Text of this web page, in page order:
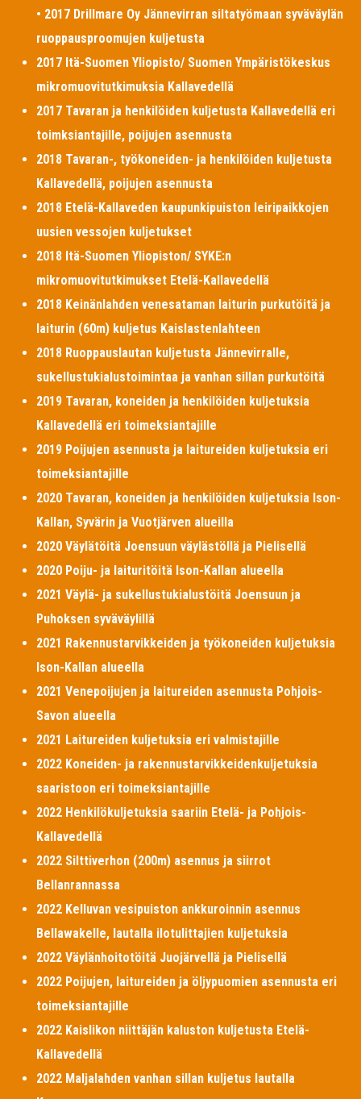
• 2017 Drillmare Oy Jännevirran siltatyömaan syväväylän
ruoppausproomujen kuljetusta
2017 Itä-Suomen Yliopisto/ Suomen Ympäristökeskus
mikromuovitutkimuksia Kallavedellä
2017 Tavaran ja henkilöiden kuljetusta Kallavedellä eri
toimksiantajille, poijujen asennusta
2018 Tavaran-, työkoneiden- ja henkilöiden kuljetusta
Kallavedellä, poijujen asennusta
2018 Etelä-Kallaveden kaupunkipuiston leiripaikkojen
uusien vessojen kuljetukset
2018 Itä-Suomen Yliopiston/ SYKE:n
mikromuovitutkimukset Etelä-Kallavedellä
2018 Keinänlahden venesataman laiturin purkutöitä ja
laiturin (60m) kuljetus Kaislastenlahteen
2018 Ruoppauslautan kuljetusta Jännevirralle,
sukellustukialustoimintaa ja vanhan sillan purkutöitä
2019 Tavaran, koneiden ja henkilöiden kuljetuksia
Kallavedellä eri toimeksiantajille
2019 Poijujen asennusta ja laitureiden kuljetuksia eri
toimeksiantajille
2020 Tavaran, koneiden ja henkilöiden kuljetuksia Ison-
Kallan, Syvärin ja Vuotjärven alueilla
2020 Väylätöitä Joensuun väylästöllä ja Pielisellä
2020 Poiju- ja laituritöitä Ison-Kallan alueella
2021 Väylä- ja sukellustukialustöitä Joensuun ja
Puhoksen syväväylillä
2021 Rakennustarvikkeiden ja työkoneiden kuljetuksia
Ison-Kallan alueella
2021 Venepoijujen ja laitureiden asennusta Pohjois-
Savon alueella
2021 Laitureiden kuljetuksia eri valmistajille
2022 Koneiden- ja rakennustarvikkeidenkuljetuksia
saaristoon eri toimeksiantajille
2022 Henkilökuljetuksia saariin Etelä- ja Pohjois-
Kallavedellä
2022 Silttiverhon (200m) asennus ja siirrot
Bellanrannassa
2022 Kelluvan vesipuiston ankkuroinnin asennus
Bellawakelle, lautalla ilotulittajien kuljetuksia
2022 Väylänhoitotöitä Juojärvellä ja Pielisellä
2022 Poijujen, laitureiden ja öljypuomien asennusta eri
toimeksiantajille
2022 Kaislikon niittäjän kaluston kuljetusta Etelä-
Kallavedellä
2022 Maljalahden vanhan sillan kuljetus lautalla